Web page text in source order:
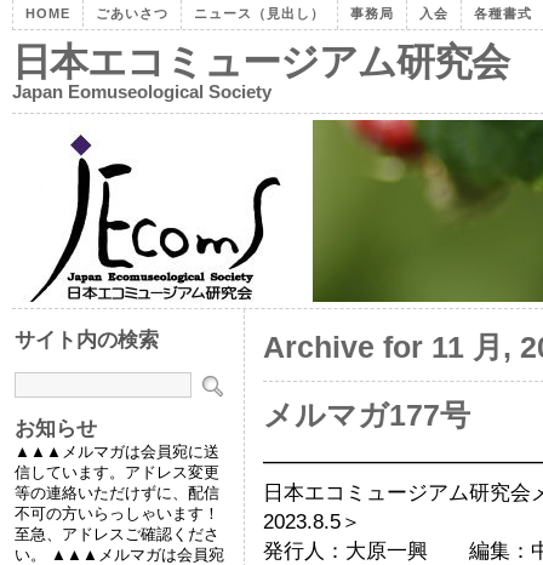
HOME ごあいさつ ニュース（見出し） 事務局 入会 各種書式
日本エコミュージアム研究会
Japan Eomuseological Society
Archive for 11 月,
メルマガ177号
日本エコミュージアム
2023.8.5＞
発行人：大原一興 編集：
サイト内の検索
お知らせ
▲▲▲メルマガは会員宛に送
信しています。アドレス変更
等の連絡いただけずに、配信
不可の方いらっしゃいます！
至急、アドレスご確認くださ
い。 ▲▲▲メルマガは会員宛